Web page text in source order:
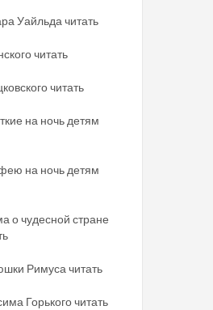
Уайльда читать
читать
читать
на ночь детям
на ночь детям
о чудесной стране
Римуса читать
Горького читать